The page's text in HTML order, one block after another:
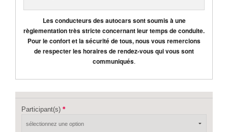
Les conducteurs des autocars sont soumis à une
règlementation très stricte concernant leur temps de conduite.
Pour le confort et la sécurité de tous, nous vous remercions
de respecter les horaires de rendez-vous qui vous sont
communiqués.
Participant(s)